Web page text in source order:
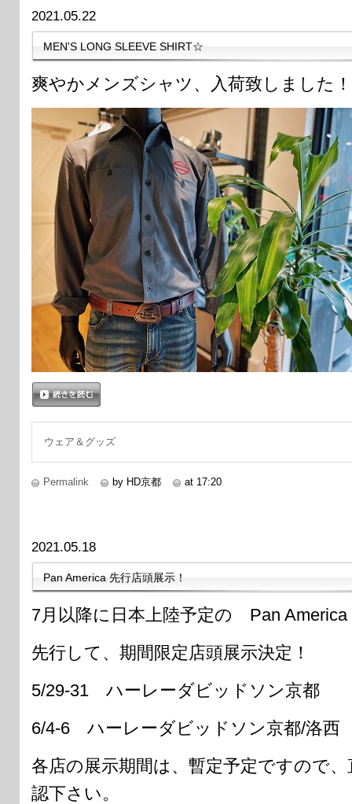
2021.05.22
MEN'S LONG SLEEVE SHIRT☆
爽やかメンズシャツ、入荷致しました！
ウェア＆グッズ
Permalink by HD京都 at 17:20
2021.05.18
Pan America 先行店頭展示！
7月以降に日本上陸予定の Pan America
先行して、期間限定店頭展示決定！
5/29-31 ハーレーダビッドソン京都
6/4-6 ハーレーダビッドソン京都/洛西
各店の展示期間は、暫定予定ですので
認下さい。